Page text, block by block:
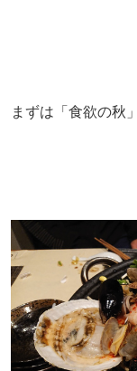
まずは「食欲の秋」